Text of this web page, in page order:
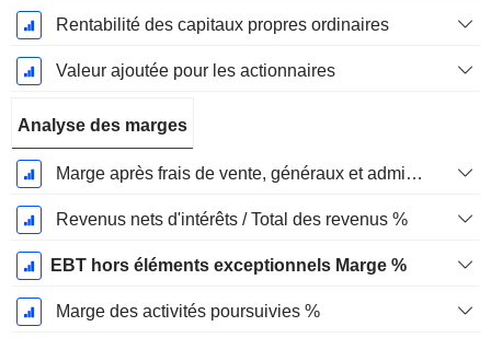
Rentabilité des capitaux propres ordinaires
Valeur ajoutée pour les actionnaires
Analyse des marges
Marge après frais de vente, généraux et administratifs %
Revenus nets d'intérêts / Total des revenus %
EBT hors éléments exceptionnels Marge %
Marge des activités poursuivies %